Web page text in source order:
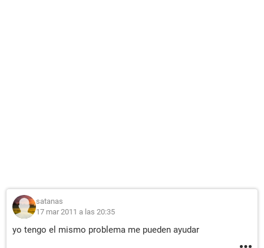
satanas
17 mar 2011 a las 20:35
yo tengo el mismo problema me pueden ayudar